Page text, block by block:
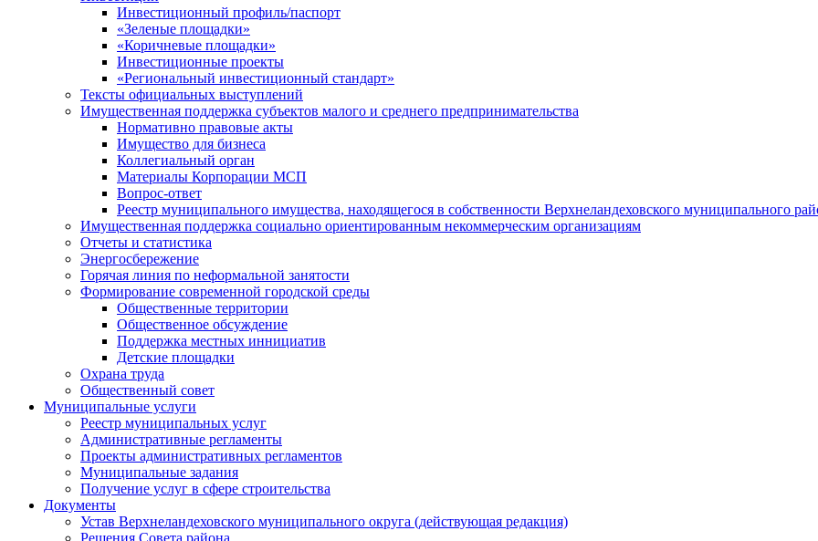
Инвестиционный профиль/паспорт
«Зеленые площадки»
«Коричневые площадки»
Инвестиционные проекты
«Региональный инвестиционный стандарт»
Тексты официальных выступлений
Имущественная поддержка субъектов малого и среднего предпринимательства
Нормативно правовые акты
Имущество для бизнеса
Коллегиальный орган
Материалы Корпорации МСП
Вопрос-ответ
Реестр муниципального имущества, находящегося в собственности Верхнеландеховского муниципального
Имущественная поддержка социально ориентированным некоммерческим организациям
Отчеты и статистика
Энергосбережение
Горячая линия по неформальной занятости
Формирование современной городской среды
Общественные территории
Общественное обсуждение
Поддержка местных иннициатив
Детские площадки
Охрана труда
Общественный совет
Муниципальные услуги
Реестр муниципальных услуг
Административные регламенты
Проекты административных регламентов
Муниципальные задания
Получение услуг в сфере строительства
Документы
Устав Верхнеландеховского муниципального округа (действующая редакция)
Решения Совета района